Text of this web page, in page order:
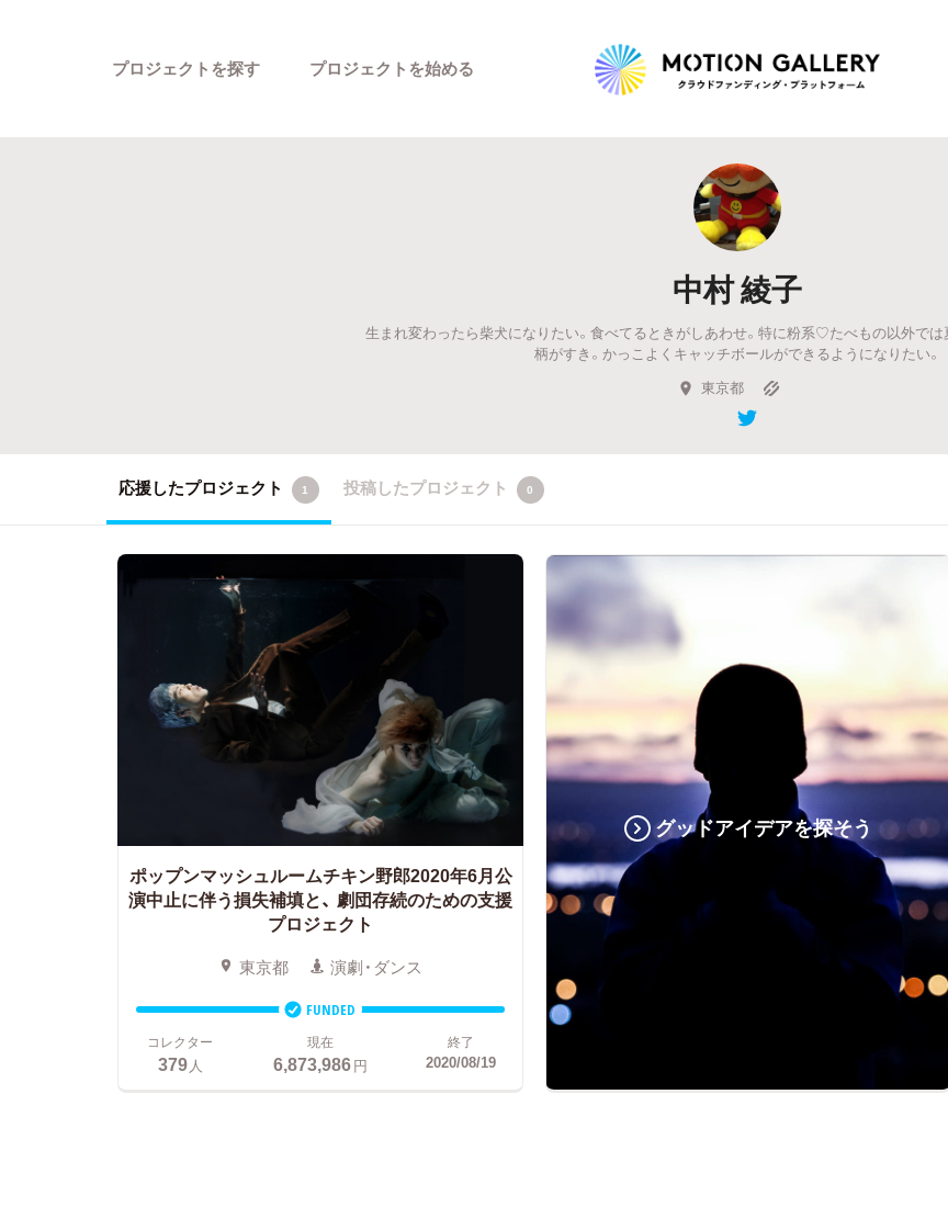
プロジェクトを探す
Highlight
新着プロジェクト
Feature
カテゴリーから探す タグから探す キュレーターから探す 特集から探
Legendary
プロジェクトを始める
中村 綾子
生まれ変わったら柴犬になりたい。食べてるときがしあわせ。特に粉系♡たべもの以外では
柄がすき。かっこよくキャッチボールができるようになりたい。
東京都
応援したプロジェクト 1 投稿したプロジェクト 0
ポップンマッシュルームチキン野郎2020年6月公
演中止に伴う損失補填と、 劇団存続のための支援
プロジェクト
東京都 演劇・ダンス
FUNDED
コレクター
379人
現在
6,873,986円
終了
2020/08/19
グッドアイデアを探そう